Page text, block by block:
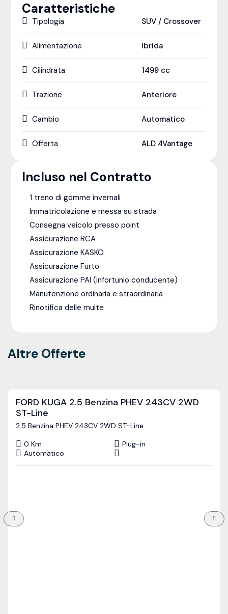
Caratteristiche
Tipologia SUV / Crossover
Alimentazione Ibrida
Cilindrata 1499 cc
Trazione Anteriore
Cambio Automatico
Offerta ALD 4Vantage
Incluso nel Contratto
1 treno di gomme invernali
Immatricolazione e messa su strada
Consegna veicolo presso point
Assicurazione RCA
Assicurazione KASKO
Assicurazione Furto
Assicurazione PAI (infortunio conducente)
Manutenzione ordinaria e straordinaria
Rinotifica delle multe
Altre Offerte
FORD KUGA 2.5 Benzina PHEV 243CV 2WD
ST-Line
2.5 Benzina PHEV 243CV 2WD ST-Line
0 Km
Plug-in
Automatico